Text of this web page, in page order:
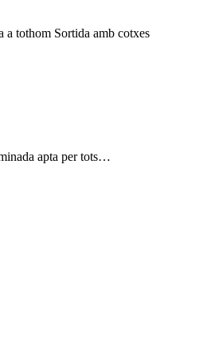
a tothom Sortida amb cotxes
apta per tots…